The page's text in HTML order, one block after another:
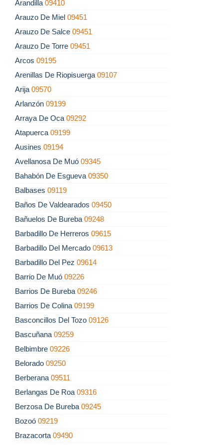
Arandilla 09410
Arauzo De Miel 09451
Arauzo De Salce 09451
Arauzo De Torre 09451
Arcos 09195
Arenillas De Riopisuerga 09107
Arija 09570
Arlanzón 09199
Arraya De Oca 09292
Atapuerca 09199
Ausines 09194
Avellanosa De Muó 09345
Bahabón De Esgueva 09350
Balbases 09119
Baños De Valdearados 09450
Bañuelos De Bureba 09248
Barbadillo De Herreros 09615
Barbadillo Del Mercado 09613
Barbadillo Del Pez 09614
Barrio De Muó 09226
Barrios De Bureba 09246
Barrios De Colina 09199
Basconcillos Del Tozo 09126
Bascuñana 09259
Belbimbre 09226
Belorado 09250
Berberana 09511
Berlangas De Roa 09316
Berzosa De Bureba 09245
Bozoó 09219
Brazacorta 09490